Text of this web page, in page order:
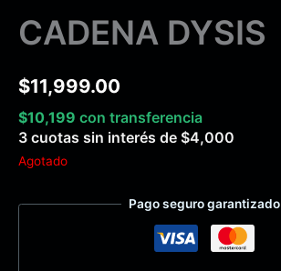
CADENA DYSIS
$11,999.00
$10,199 con transferencia
3 cuotas sin interés de $4,000
Agotado
Pago seguro garantizado